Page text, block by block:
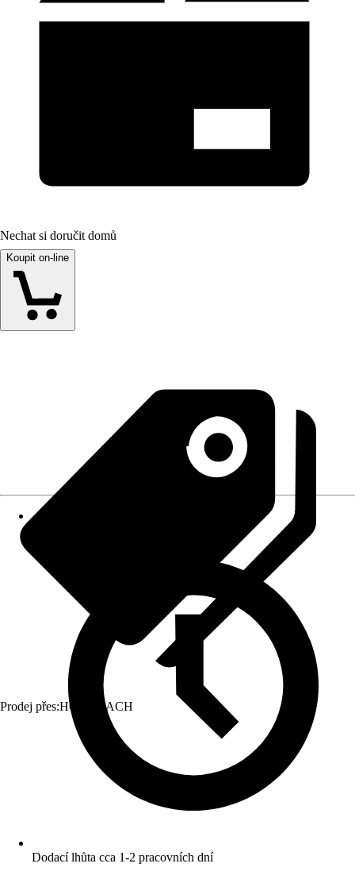
Nechat si doručit domů
Koupit on-line
Prodej přes:HORNBACH
Dodací lhůta cca 1-2 pracovních dní